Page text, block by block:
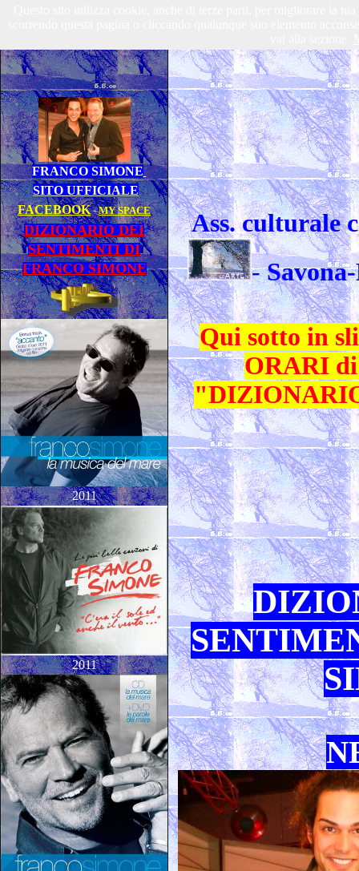
FRANCO SIMONE
SITO UFFICIALE
FACEBOOK-MY SPACE
DIZIONARIO DEI
SENTIMENTI DI
FRANCO SIMONE
2011
2011
Ass. culturale
-
Qui sotto in
ORARI di